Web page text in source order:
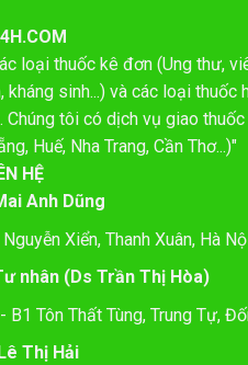
loại thuốc kê đơn (Ung thư,
kháng sinh...) và các loại
tôi có dịch vụ giao
Huế, Nha Trang, Cần Thơ...)"
HỆ
Anh Dũng
Xiển, Thanh Xuân, Hà
nhân (Ds Trần Thị Hòa)
B1 Tôn Thất Tùng, Trung Tự,
Thị Hải